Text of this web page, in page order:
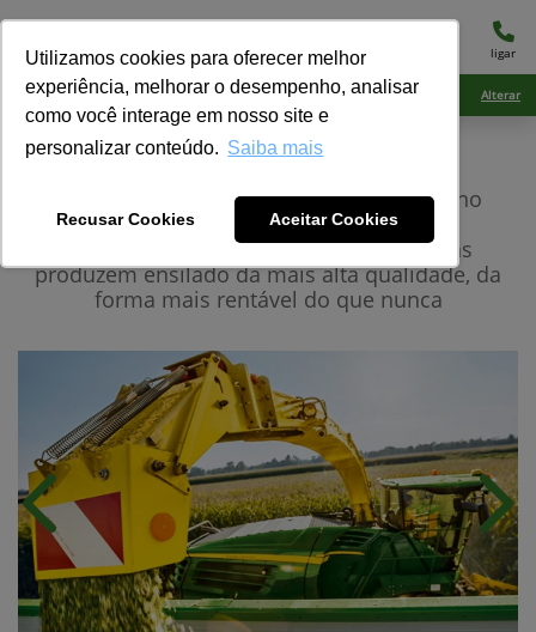
Utilizamos cookies para oferecer melhor
experiência, melhorar o desempenho, analisar
como você interage em nosso site e
personalizar conteúdo. Saiba mais
Recusar Cookies Aceitar Cookies
menu ligar
Ciarama Máquinas Dourados Alterar
John DeereForrageiras
As Forrageiras John Deere são famosas no
mundo todo por sua extraordinária
confiabilidade. Estas versáteis picadoras
produzem ensilado da mais alta qualidade, da
forma mais rentável do que nunca
Anterior